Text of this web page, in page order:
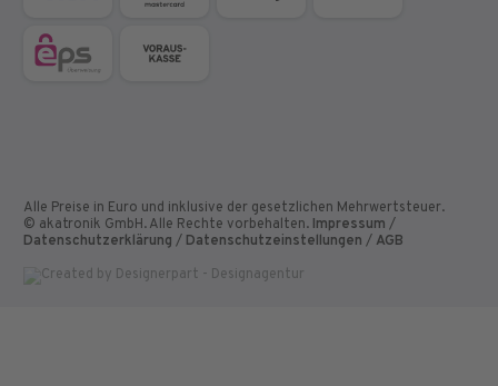
Alle Preise in Euro und inklusive der gesetzlichen Mehrwertsteuer.
© akatronik GmbH. Alle Rechte vorbehalten. Impressum /
Datenschutzerklärung / Datenschutzeinstellungen / AGB